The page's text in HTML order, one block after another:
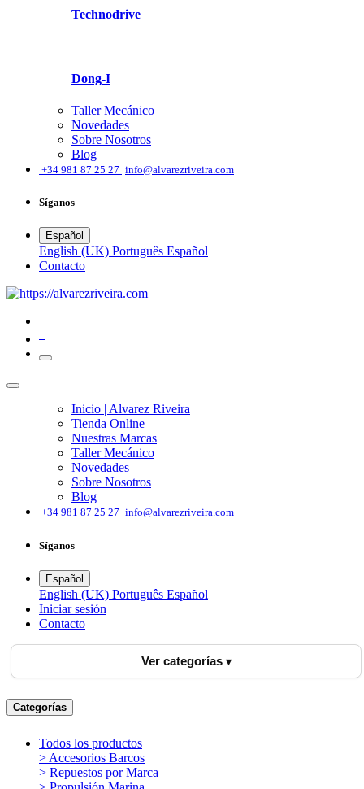
Technodrive
Dong-I
Taller Mecánico
Novedades
Sobre Nosotros
Blog
+34 981 87 25 27 info@alvarezriveira.com
Síganos
Español
English (UK) Português Español
​Contacto
Inicio | Alvarez Riveira
Tienda Online
Nuestras Marcas
Taller Mecánico
Novedades
Sobre Nosotros
Blog
+34 981 87 25 27 info@alvarezriveira.com
Síganos
Español
English (UK) Português Español
Iniciar sesión
​Contacto
Ver categorías
Categorías
Todos los productos
> Accesorios Barcos
> Repuestos por Marca